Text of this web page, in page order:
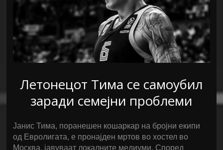
Летонецот Тима се самоубил
заради семејни проблеми
Јанис Тима, поранешен кошаркар на бројни екипи
од Евролигата, е пронајден мртов во хостел во
Москва, јавуваат локалните медиуми. Според